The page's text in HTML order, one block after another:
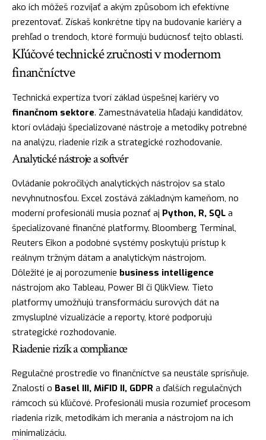
ako ich môžeš rozvíjať a akým způsobom ich efektívne
prezentovať. Získaš konkrétne tipy na budovanie kariéry a
prehľad o trendoch, ktoré formujú budúcnosť tejto oblasti.
Kľúčové technické zručnosti v modernom
finančníctve
Technická expertíza tvorí základ úspešnej kariéry vo
finančnom sektore. Zamestnávatelia hľadajú kandidátov,
ktorí ovládajú špecializované nástroje a metodiky potrebné
na analýzu, riadenie rizík a strategické rozhodovanie.
Analytické nástroje a softvér
Ovládanie pokročilých analytických nástrojov sa stalo
nevyhnutnosťou. Excel zostává základným kameňom, no
moderní profesionáli musia poznať aj Python, R, SQL a
špecializované finančné platformy. Bloomberg Terminal,
Reuters Eikon a podobné systémy poskytujú prístup k
reálnym tržným dátam a analytickým nástrojom.
Dôležité je aj porozumenie business intelligence
nástrojom ako Tableau, Power BI či QlikView. Tieto
platformy umožňujú transformáciu surových dát na
zmysluplné vizualizácie a reporty, ktoré podporujú
strategické rozhodovanie.
Riadenie rizík a compliance
Regulačné prostredie vo finančníctve sa neustále sprísňuje.
Znalosti o Basel III, MiFID II, GDPR a ďalších regulačných
rámcoch sú kľúčové. Profesionáli musia rozumieť procesom
riadenia rizík, metodikám ich merania a nástrojom na ich
minimalizáciu.